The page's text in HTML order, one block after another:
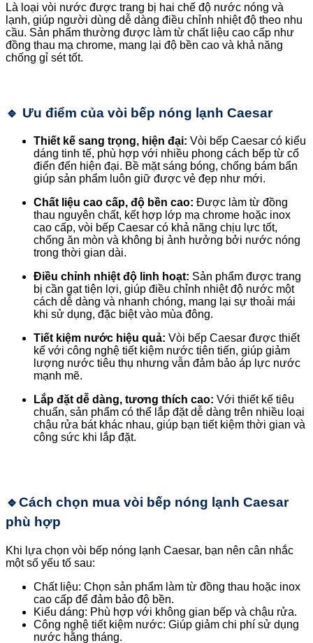
Là loại vòi nước được trang bị hai chế độ nước nóng và
lạnh, giúp người dùng dễ dàng điều chỉnh nhiệt độ theo nhu
cầu. Sản phẩm thường được làm từ chất liệu cao cấp như
đồng thau mạ chrome, mang lại độ bền cao và khả năng
chống gỉ sét tốt.
🔹 Ưu điểm của vòi bếp nóng lạnh Caesar
Thiết kế sang trọng, hiện đại: Vòi bếp Caesar có kiểu
dáng tinh tế, phù hợp với nhiều phong cách bếp từ cổ
điển đến hiện đại. Bề mặt sáng bóng, chống bám bẩn
giúp sản phẩm luôn giữ được vẻ đẹp như mới.
Chất liệu cao cấp, độ bền cao: Được làm từ đồng
thau nguyên chất, kết hợp lớp mạ chrome hoặc inox
cao cấp, vòi bếp Caesar có khả năng chịu lực tốt,
chống ăn mòn và không bị ảnh hưởng bởi nước nóng
trong thời gian dài.
Điều chỉnh nhiệt độ linh hoạt: Sản phẩm được trang
bị cần gạt tiện lợi, giúp điều chỉnh nhiệt độ nước một
cách dễ dàng và nhanh chóng, mang lại sự thoải mái
khi sử dụng, đặc biệt vào mùa đông.
Tiết kiệm nước hiệu quả: Vòi bếp Caesar được thiết
kế với công nghệ tiết kiệm nước tiên tiến, giúp giảm
lượng nước tiêu thụ nhưng vẫn đảm bảo áp lực nước
mạnh mẽ.
Lắp đặt dễ dàng, tương thích cao: Với thiết kế tiêu
chuẩn, sản phẩm có thể lắp đặt dễ dàng trên nhiều loại
chậu rửa bát khác nhau, giúp bạn tiết kiệm thời gian và
công sức khi lắp đặt.
🔹Cách chọn mua vòi bếp nóng lạnh Caesar
phù hợp
Khi lựa chọn vòi bếp nóng lạnh Caesar, bạn nên cân nhắc
một số yếu tố sau:
Chất liệu: Chọn sản phẩm làm từ đồng thau hoặc inox
cao cấp để đảm bảo độ bền.
Kiểu dáng: Phù hợp với không gian bếp và chậu rửa.
Công nghệ tiết kiệm nước: Giúp giảm chi phí sử dụng
nước hằng tháng.